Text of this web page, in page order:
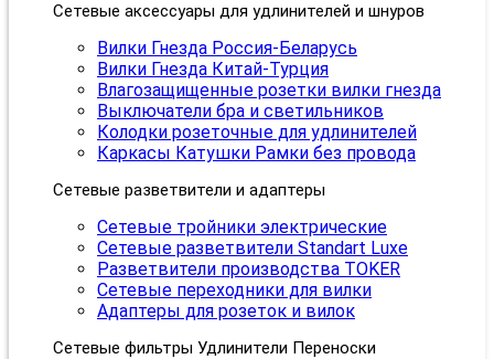
Сетевые аксессуары для удлинителей и шнуров
Вилки Гнезда Россия-Беларусь
Вилки Гнезда Китай-Турция
Влагозащищенные розетки вилки гнезда
Выключатели бра и светильников
Колодки розеточные для удлинителей
Каркасы Катушки Рамки без провода
Сетевые разветвители и адаптеры
Сетевые тройники электрические
Сетевые разветвители Standart Luxe
Разветвители производства TOKER
Сетевые переходники для вилки
Адаптеры для розеток и вилок
Сетевые фильтры Удлинители Переноски